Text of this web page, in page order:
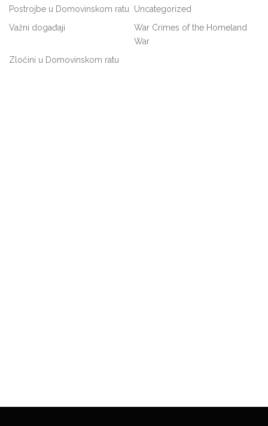
Postrojbe u Domovinskom ratu
Uncategorized
Važni događaji
War Crimes of the Homeland
War
Zločini u Domovinskom ratu